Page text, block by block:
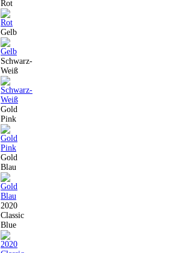
Rot
Gelb
Schwarz-
Weiß
Gold
Pink
Gold
Blau
2020
Classic
Blue